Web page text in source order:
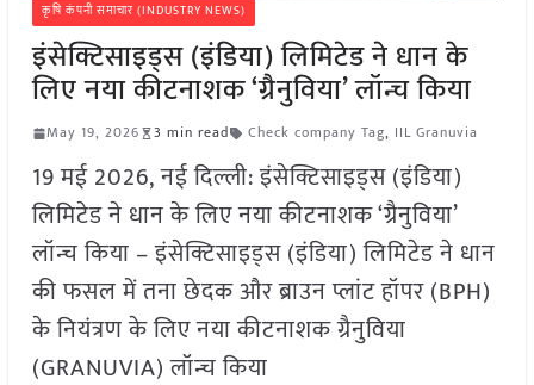
कृषि कंपनी समाचार (INDUSTRY NEWS)
इंसेक्टिसाइड्स (इंडिया) लिमिटेड ने धान के
लिए नया कीटनाशक ‘ग्रैनुविया’ लॉन्च किया
May 19, 2026 3 min read Check company Tag, IIL Granuvia
19 मई 2026, नई दिल्ली: इंसेक्टिसाइड्स (इंडिया)
लिमिटेड ने धान के लिए नया कीटनाशक ‘ग्रैनुविया’
लॉन्च किया – इंसेक्टिसाइड्स (इंडिया) लिमिटेड ने धान
की फसल में तना छेदक और ब्राउन प्लांट हॉपर (BPH)
के नियंत्रण के लिए नया कीटनाशक ग्रैनुविया
(GRANUVIA) लॉन्च किया